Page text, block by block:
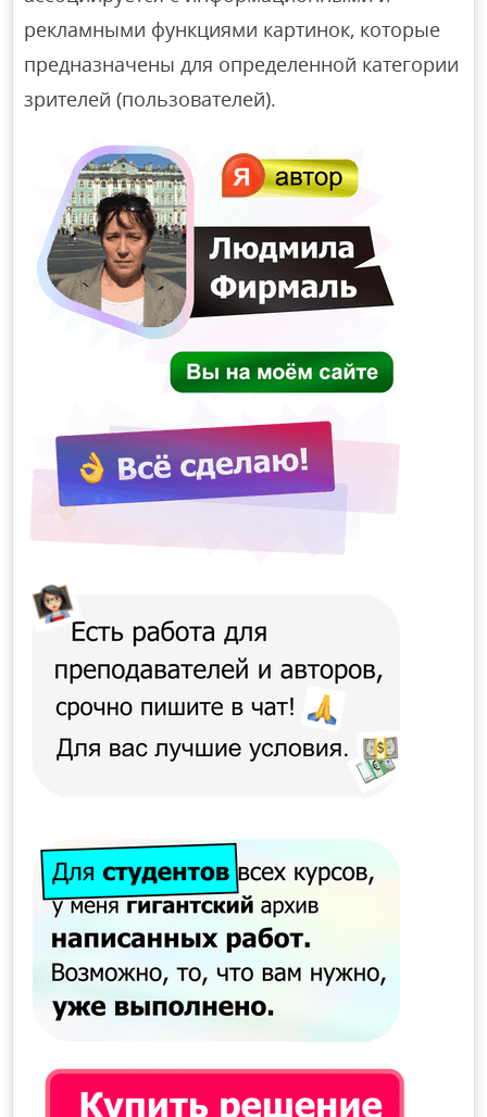
рекламными функциями картинок, которые
предназначены для определенной категории
зрителей (пользователей).